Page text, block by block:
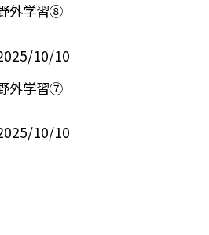
外学習⑧
10/10
外学習⑦
10/10